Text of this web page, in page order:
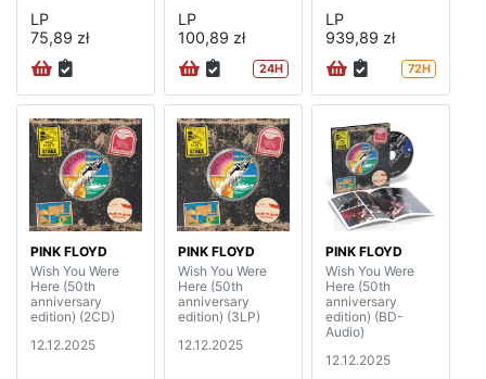
LP
75,89 zł
LP
100,89 zł
24H
LP
939,89 zł
72H
PINK FLOYD
Wish You Were
Here (50th
anniversary
edition) (2CD)
12.12.2025
PINK FLOYD
Wish You Were
Here (50th
anniversary
edition) (3LP)
12.12.2025
PINK FLOYD
Wish You Were
Here (50th
anniversary
edition) (BD-
Audio)
12.12.2025